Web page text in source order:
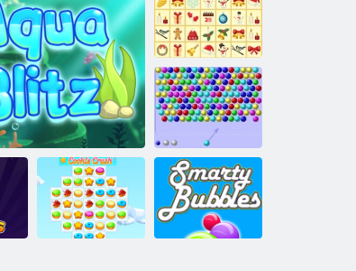
KrisMas
Mahjong
Bubble Shooter
HTML5